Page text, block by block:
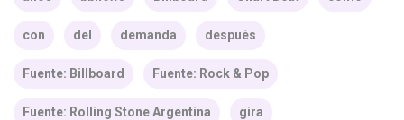
con del demanda después
Fuente: Billboard Fuente: Rock & Pop
Fuente: Rolling Stone Argentina gira